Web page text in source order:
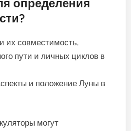
определения
их совместимость.
пути и личных циклов в
и положение Луны в
могут